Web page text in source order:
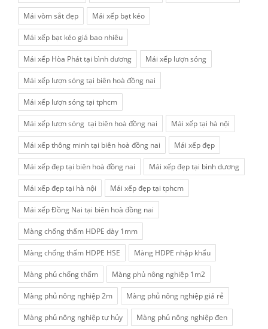
Mái vòm sắt đẹp Mái xếp bạt kéo
Mái xếp bạt kéo giá bao nhiêu
Mái xếp Hòa Phát tại bình dương Mái xếp lượn sóng
Mái xếp lượn sóng tại biên hoà đồng nai
Mái xếp lượn sóng tại tphcm
Mái xếp lượn sóng tại biên hoà đồng nai Mái xếp tại hà nội
Mái xếp thông minh tại biên hoà đồng nai Mái xếp đẹp
Mái xếp đẹp tại biên hoà đồng nai Mái xếp đẹp tại bình dương
Mái xếp đẹp tại hà nội Mái xếp đẹp tại tphcm
Mái xếp Đồng Nai tại biên hoà đồng nai
Màng chống thấm HDPE dày 1mm
Màng chống thấm HDPE HSE Màng HDPE nhập khẩu
Màng phủ chống thấm Màng phủ nông nghiệp 1m2
Màng phủ nông nghiệp 2m Màng phủ nông nghiệp giá rẻ
Màng phủ nông nghiệp tự hủy Màng phủ nông nghiệp đen